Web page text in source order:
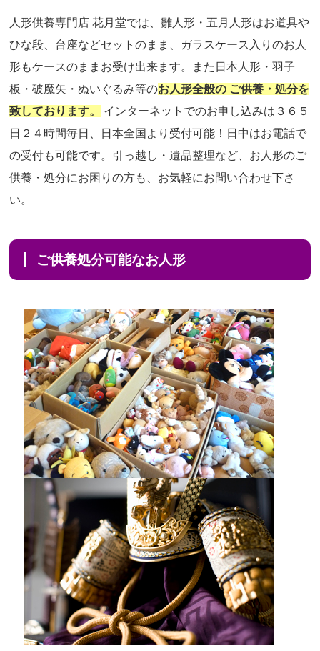
人形供養専門店 花月堂では、雛人形・五月人形はお道具や
ひな段、台座などセットのまま、ガラスケース入りのお人
形もケースのままお受け出来ます。また日本人形・羽子
板・破魔矢・ぬいぐるみ等のお人形全般の ご供養・処分を
致しております。
インターネットでのお申し込みは３６５
日２４時間毎日、日本全国より受付可能！日中はお電話で
の受付も可能です。引っ越し・遺品整理など、お人形のご
供養・処分にお困りの方も、お気軽にお問い合わせ下さ
い。
ご供養処分可能なお人形